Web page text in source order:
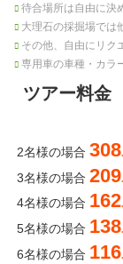
待合場所は自由に決
大理石の採掘場では
その他、自由にリク
専用車の車種・カラ
ツアー料金
2名様の場合 308
3名様の場合 209
4名様の場合 162
5名様の場合 138
6名様の場合 116